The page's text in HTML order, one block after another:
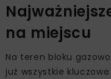
na miejscu
Na teren bloku
już wszystkie